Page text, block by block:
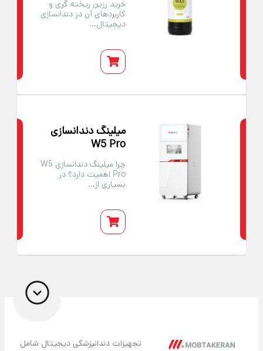
خرید رزین ریخته گری و
کاربردهای آن در دندانسازی
دیجیتال...
میلینگ دندانسازی
W5 Pro
چرا میلینگ دندانسازی W5
Pro اهمیت دارد؟ در
بسیاری از...
تجهیزات دندانپزشکی دیجیتال شامل